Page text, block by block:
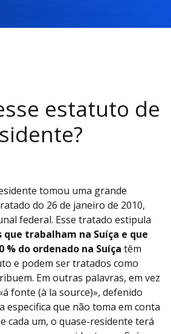
estatuto de
tomou uma grande
do 26 de janeiro de 2010,
federal. Esse tratado estipula
trabalham na Suíça e que
% do ordenado na Suíça têm
e podem ser tratados como
Em outras palavras, em vez
fonte (à la source)», defenido
especifica que não toma em conta
cada um, o quase-residente terá